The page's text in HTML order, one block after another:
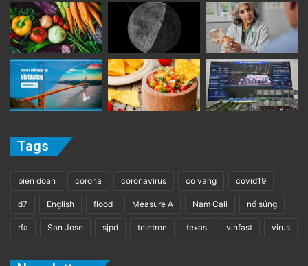
Tags
bien doan corona coronavirus co vang covid19
d7 English flood Measure A Nam Cali nổ súng
rfa San Jose sjpd teletron texas vinfast virus